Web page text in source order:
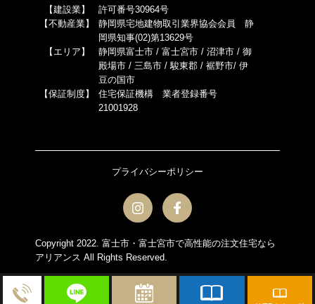
【建設業】
許可番号30964号
【不動産業】
静岡県宅地建物取引業界協会会員 静
岡県知事(02)第13629号
【エリア】
静岡県富士市 / 富士宮市 / 沼津市 / 御
殿場市 / 三島市 / 駿東郡 / 裾野市/ 伊
豆の国市
【保証制度】
住宅保証機構 業者登録番号
21001928
Copyright 2022. 富士市・富士宮市で高性能の注文住宅なら
アリアンス All Rights Reserved.
プライバシーポリシー